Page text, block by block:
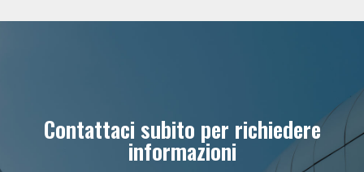
Contattaci subito per richiedere
informazioni